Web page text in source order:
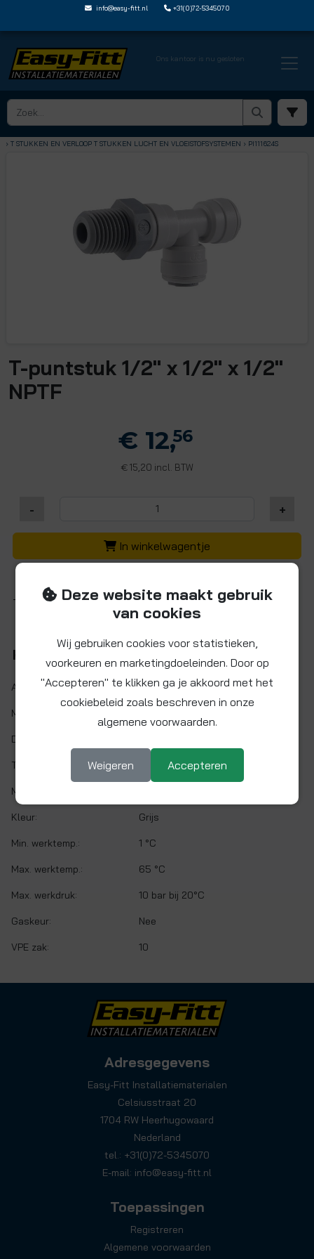
info@easy-fitt.nl +31(0)72-5345070
Ons kantoor is nu gesloten
HOME › SPEEDFIT LUCHT EN VLOEISTOFFEN
› T STUKKEN EN VERLOOP T STUKKEN LUCHT EN VLOEISTOFSYSTEMEN › PI111624S
T-puntstuk 1/2" x 1/2" x 1/2"
NPTF
€ 12,56
€ 15,20 incl. BTW
- +
In winkelwagentje
T-puntstuk (zijkant)
Kenmerken
Artikelnr.: PI111624S
Maat:
Demontabel:
Twist&Lock:
Materiaal:
Kleur: Grijs
Min. werktemp.: 1 °C
Max. werktemp.: 65 °C
Max. werkdruk: 10 bar bij 20°C
Gaskeur: Nee
VPE zak: 10
Adresgegevens
Easy-Fitt Installatiematerialen
Celsiusstraat 20
1704 RW Heerhugowaard
Nederland
tel.: +31(0)72-5345070
E-mail: info@easy-fitt.nl
Toepassingen
Registreren
Algemene voorwaarden
Deze website maakt gebruik
van cookies
Wij gebruiken cookies voor statistieken,
voorkeuren en marketingdoeleinden. Door op
"Accepteren" te klikken ga je akkoord met het
cookiebeleid zoals beschreven in onze
algemene voorwaarden.
Weigeren Accepteren